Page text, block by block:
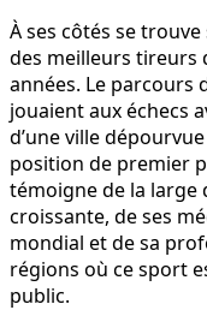
À ses côtés se
des meilleurs tireurs
années. Le parcours
jouaient aux échecs
d’une ville
position de premier
témoigne de la large
croissante, de ses
mondial et de sa
régions où ce sport
public.